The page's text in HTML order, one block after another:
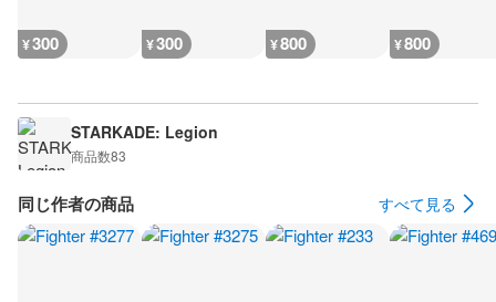
¥300 ¥300 ¥800 ¥800
STARKADE: Legion
商品数83
同じ作者の商品 すべて見る